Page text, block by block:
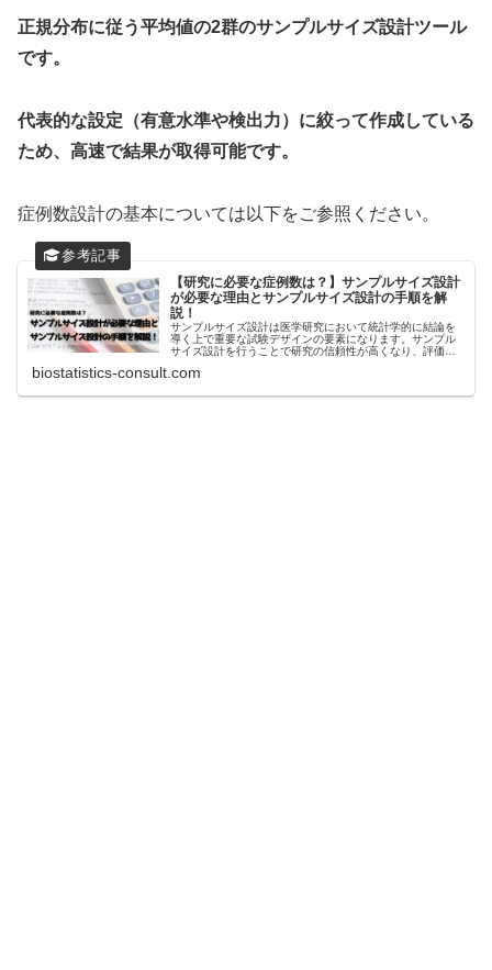
正規分布に従う平均値の2群のサンプルサイズ設計ツール
です。
代表的な設定（有意水準や検出力）に絞って作成している
ため、高速で結果が取得可能です。
症例数設計の基本については以下をご参照ください。
【研究に必要な症例数は？】サンプルサイズ設計
が必要な理由とサンプルサイズ設計の手順を解
説！
サンプルサイズ設計は医学研究において統計学的に結論を
導く上で重要な試験デザインの要素になります。サンプル
サイズ設計を行うことで研究の信頼性が高くなり、評価さ
い研究というわけではありません！...
biostatistics-consult.com